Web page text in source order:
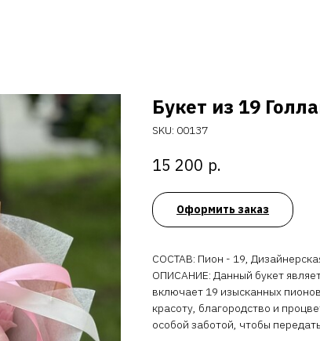
Букет из 19
SKU: 00137
15 200 р.
Оформить заказ
СОСТАВ: Пион - 19,
ОПИСАНИЕ: Данный букет
включает 19 изысканных
красоту, благородство и
особой заботой, чтобы